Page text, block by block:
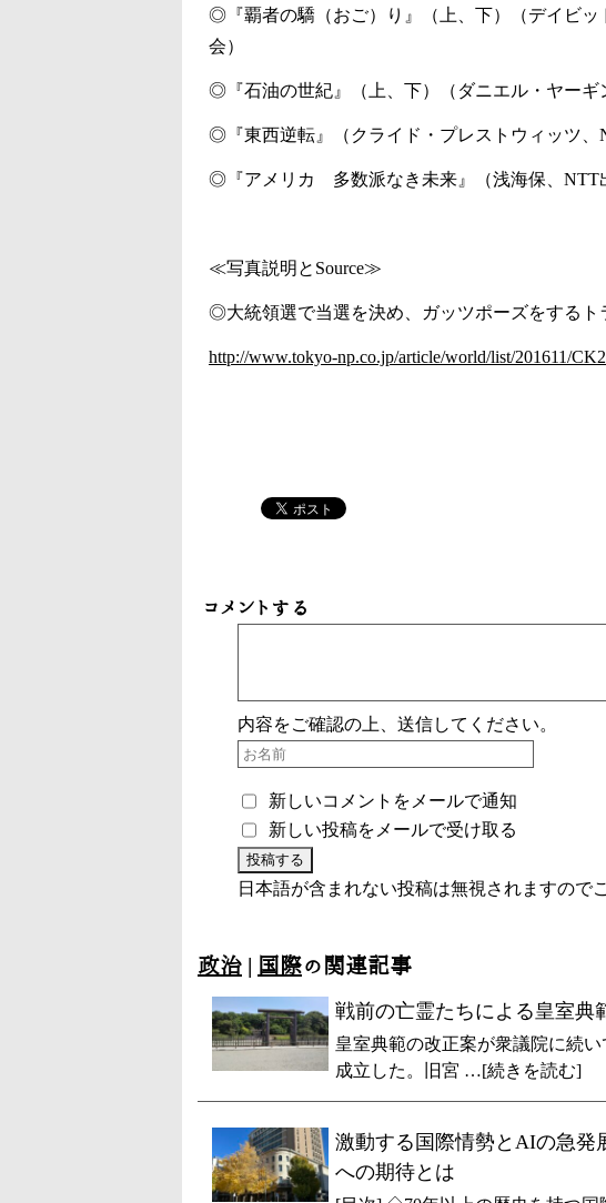
◎『覇者の驕（おご）り』（上、下）（デイビッ
会）
◎『石油の世紀』（上、下）（ダニエル・ヤーギ
◎『東西逆転』（クライド・プレストウィッツ、
◎『アメリカ 多数派なき未来』（浅海保、 NTT
≪写真説明と Source≫
◎大統領選で当選を決め、ガッツポーズをするト
http://www.tokyo-np.co.jp/article/world/list/201611/
コメントする
内容をご確認の上、送信してください。
新しいコメントをメールで通知
新しい投稿をメールで受け取る
日本語が含まれない投稿は無視されますので
政治| 国際の関連記事
戦前の亡霊たちによる皇室典
皇室典範の改正案が衆議院に続い
成立した。旧宮 …[続きを読む]
激動する国際情勢とAIの急発
への期待とは